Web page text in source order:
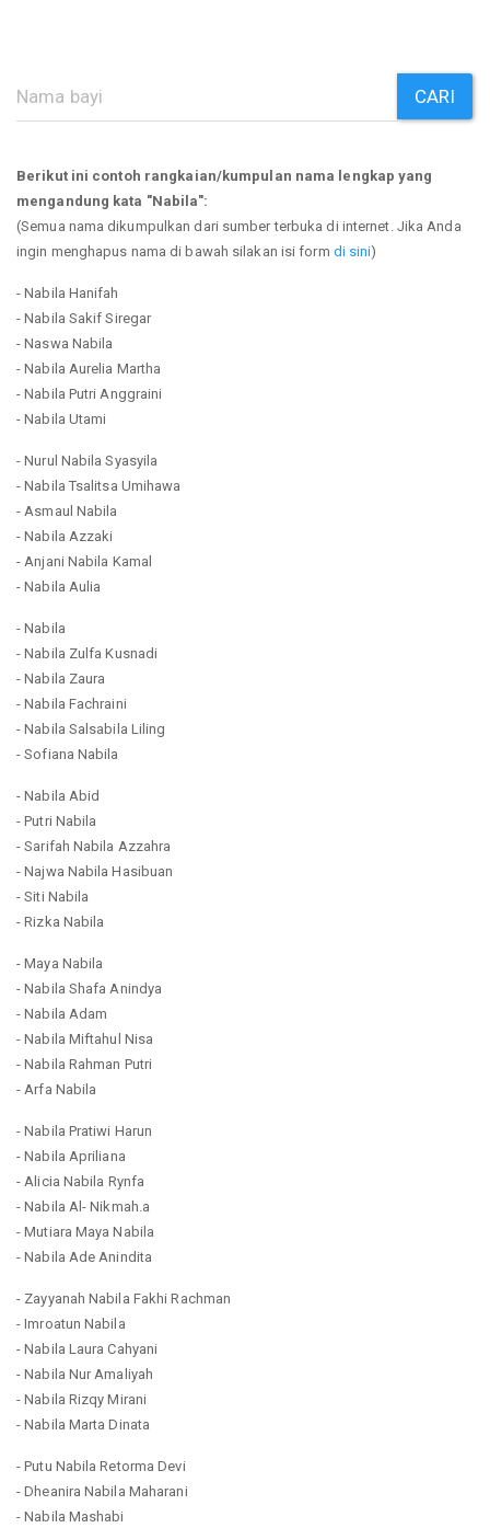
CARI
Berikut ini contoh rangkaian/kumpulan nama lengkap yang
mengandung kata "Nabila":
(Semua nama dikumpulkan dari sumber terbuka di internet. Jika Anda
ingin menghapus nama di bawah silakan isi form di sini)
- Nabila Hanifah
- Nabila Sakif Siregar
- Naswa Nabila
- Nabila Aurelia Martha
- Nabila Putri Anggraini
- Nabila Utami
- Nurul Nabila Syasyila
- Nabila Tsalitsa Umihawa
- Asmaul Nabila
- Nabila Azzaki
- Anjani Nabila Kamal
- Nabila Aulia
- Nabila
- Nabila Zulfa Kusnadi
- Nabila Zaura
- Nabila Fachraini
- Nabila Salsabila Liling
- Sofiana Nabila
- Nabila Abid
- Putri Nabila
- Sarifah Nabila Azzahra
- Najwa Nabila Hasibuan
- Siti Nabila
- Rizka Nabila
- Maya Nabila
- Nabila Shafa Anindya
- Nabila Adam
- Nabila Miftahul Nisa
- Nabila Rahman Putri
- Arfa Nabila
- Nabila Pratiwi Harun
- Nabila Apriliana
- Alicia Nabila Rynfa
- Nabila Al- Nikmah.a
- Mutiara Maya Nabila
- Nabila Ade Anindita
- Zayyanah Nabila Fakhi Rachman
- Imroatun Nabila
- Nabila Laura Cahyani
- Nabila Nur Amaliyah
- Nabila Rizqy Mirani
- Nabila Marta Dinata
- Putu Nabila Retorma Devi
- Dheanira Nabila Maharani
- Nabila Mashabi